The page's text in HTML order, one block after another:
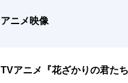
アニメ映像
TVアニメ『花ざかりの君た